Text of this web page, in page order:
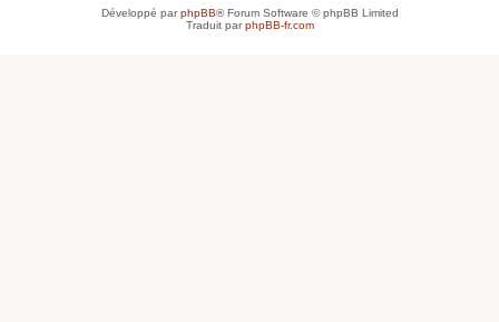
Développé parphpBB® Forum Software © phpBB Limited
Traduit parphpBB-fr.com